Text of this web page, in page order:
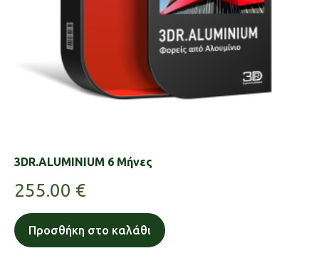
3DR.ALUMINIUM 6 Μήνες
255.00 €
Προσθήκη στο καλάθι